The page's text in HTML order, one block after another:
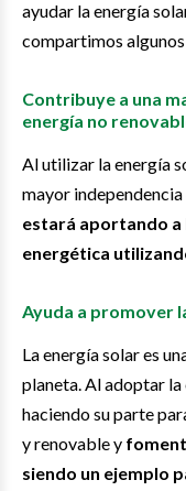
ayudar la energía
compartimos
Contribuye a una
energía no
Al utilizar la energía
mayor
estará aportando
energética
Ayuda a promover
La energía solar es
planeta. Al adoptar la
haciendo su parte
y renovable y
siendo un ejemplo